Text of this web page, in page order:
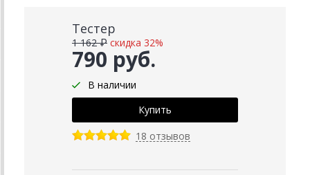
Тестер
790 руб.
1 162 ₽ скидка 32%
В наличии
18 отзывов